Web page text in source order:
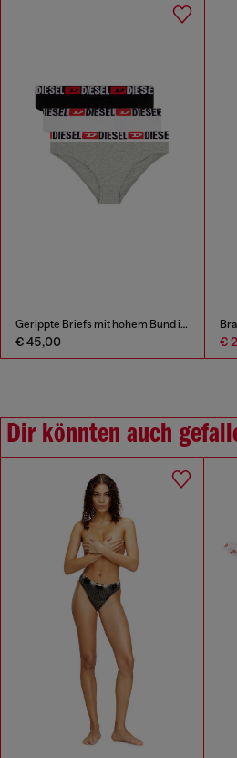
Gerippte Briefs mit hohem Bund im Dreierpack
€ 45,00 €
Dir könnten auch